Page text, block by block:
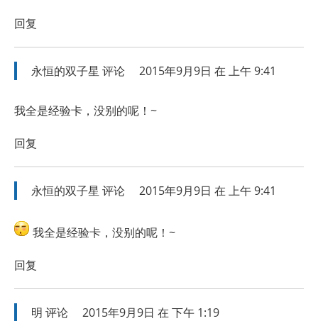
回复
永恒的双子星 评论 2015年9月9日 在 上午 9:41
我全是经验卡，没别的呢！~
回复
永恒的双子星 评论 2015年9月9日 在 上午 9:41
我全是经验卡，没别的呢！~
回复
明 评论 2015年9月9日 在 下午 1:19